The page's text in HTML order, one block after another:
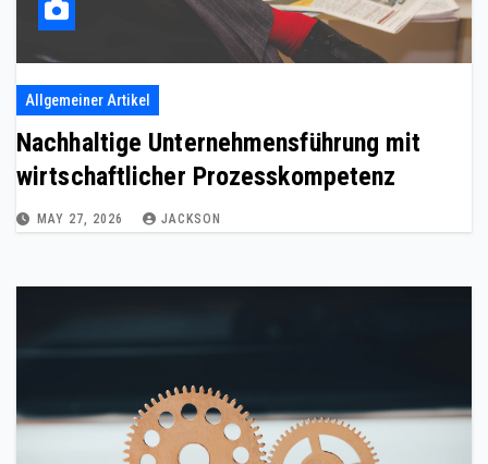
Allgemeiner Artikel
Nachhaltige Unternehmensführung mit
wirtschaftlicher Prozesskompetenz
MAY 27, 2026 JACKSON